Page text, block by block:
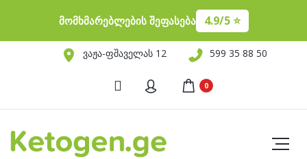
მომხმარებლების შეფასება 4.9/5 ⭐️
ვაჟა-ფშაველას 12 599 35 88 50
0